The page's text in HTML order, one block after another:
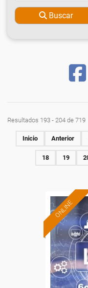
Buscar
Resultados 193 - 204 de 719
Inicio Anterior
18 19
ONLINE